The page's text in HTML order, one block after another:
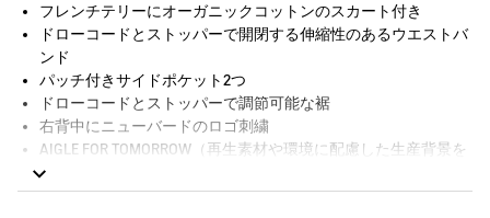
フレンチテリーにオーガニックコットンのスカート付き
ドローコードとストッパーで開閉する伸縮性のあるウエストバ
ンド
パッチ付きサイドポケット2つ
ドローコードとストッパーで調節可能な裾
右背中にニューバードのロゴ刺繍
AIGLE FOR TOMORROW（再生素材や環境に配慮した生産背景を
持つ商品）